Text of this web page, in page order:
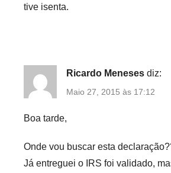
tive isenta.
Ricardo Meneses diz:
Maio 27, 2015 às 17:12
Boa tarde,
Onde vou buscar esta
Já entreguei o IRS foi validado,